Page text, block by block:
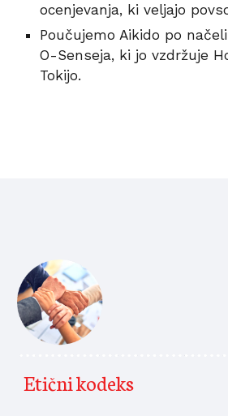
ocenjevanja, ki veljajo
Poučujemo Aikido po
O-Senseja, ki jo vzdržuje
Tokijo.
Etični kodeks